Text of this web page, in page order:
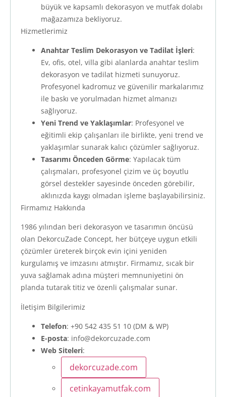
büyük ve kapsamlı dekorasyon ve mutfak dolabı
mağazamıza bekliyoruz.
Hizmetlerimiz
Anahtar Teslim Dekorasyon ve Tadilat İşleri:
Ev, ofis, otel, villa gibi alanlarda anahtar teslim
dekorasyon ve tadilat hizmeti sunuyoruz.
Profesyonel kadromuz ve güvenilir markalarımız
ile baskı ve yorulmadan hizmet almanızı
sağlıyoruz.
Yeni Trend ve Yaklaşımlar: Profesyonel ve
eğitimli ekip çalışanları ile birlikte, yeni trend ve
yaklaşımlar sunarak kalıcı çözümler sağlıyoruz.
Tasarımı Önceden Görme: Yapılacak tüm
çalışmaları, profesyonel çizim ve üç boyutlu
görsel destekler sayesinde önceden görebilir,
aklınızda kaygı olmadan işleme başlayabilirsiniz.
Firmamız Hakkında
1986 yılından beri dekorasyon ve tasarımın öncüsü
olan DekorcuZade Concept, her bütçeye uygun etkili
çözümler üreterek birçok evin içini yeniden
kurgulamış ve imzasını atmıştır. Firmamız, sıcak bir
yuva sağlamak adına müşteri memnuniyetini ön
planda tutarak titiz ve özenli çalışmalar sunar.
İletişim Bilgilerimiz
Telefon: +90 542 435 51 10 (DM & WP)
E-posta: info@dekorcuzade.com
Web Siteleri:
dekorcuzade.com
cetinkayamutfak.com